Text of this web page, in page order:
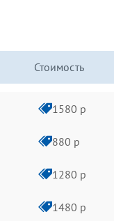
Стоимость
1580 р
880 р
1280 р
1480 р